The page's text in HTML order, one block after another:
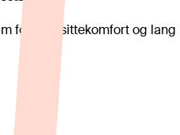
for god sittekomfort og lang